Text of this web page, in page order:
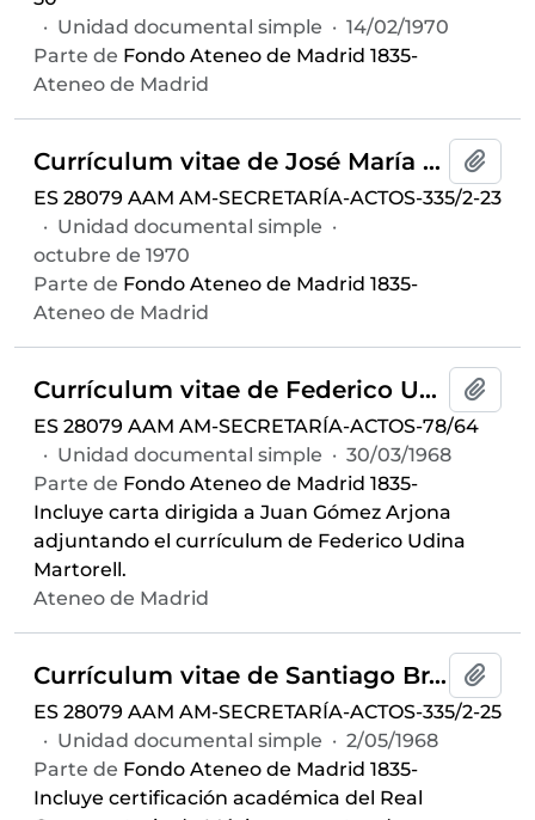
· Unidad documental simple · 14/02/1970
Parte de Fondo Ateneo de Madrid 1835-
Ateneo de Madrid
Currículum vitae de José María Blanc Garrido
ES 28079 AAM AM-SECRETARÍA-ACTOS-335/2-23
· Unidad documental simple ·
octubre de 1970
Parte de Fondo Ateneo de Madrid 1835-
Ateneo de Madrid
Currículum vitae de Federico Udina Martorell
ES 28079 AAM AM-SECRETARÍA-ACTOS-78/64
· Unidad documental simple · 30/03/1968
Parte de Fondo Ateneo de Madrid 1835-
Incluye carta dirigida a Juan Gómez Arjona
adjuntando el currículum de Federico Udina
Martorell.
Ateneo de Madrid
Currículum vitae de Santiago Bravo Calderón
ES 28079 AAM AM-SECRETARÍA-ACTOS-335/2-25
· Unidad documental simple · 2/05/1968
Parte de Fondo Ateneo de Madrid 1835-
Incluye certificación académica del Real